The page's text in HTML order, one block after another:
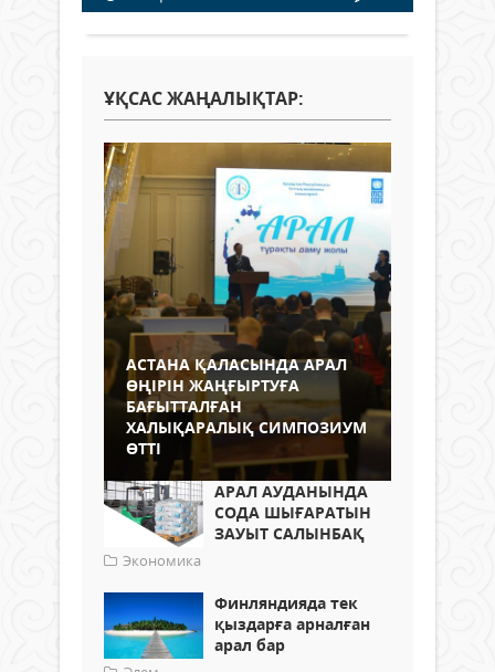
ҰҚСАС ЖАҢАЛЫҚТАР:
АСТАНА ҚАЛАСЫНДА АРАЛ
ӨҢІРІН ЖАҢҒЫРТУҒА
БАҒЫТТАЛҒАН
ХАЛЫҚАРАЛЫҚ СИМПОЗИУМ
ӨТТІ
АРАЛ АУДАНЫНДА
СОДА ШЫҒАРАТЫН
ЗАУЫТ САЛЫНБАҚ
Экономика
Финляндияда тек
қыздарға арналған
арал бар